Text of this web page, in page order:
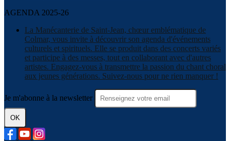
AGENDA 2025-26
La Manécanterie de Saint-Jean, chœur emblématique de
Colmar, vous invite à découvrir son agenda d'événements
culturels et spirituels. Elle se produit dans des concerts variés
et participe à des messes, tout en collaborant avec d'autres
artistes. Engagez-vous à transmettre la passion du chant choral
aux jeunes générations. Suivez-nous pour ne rien manquer !
Je m'abonne à la newsletter
OK